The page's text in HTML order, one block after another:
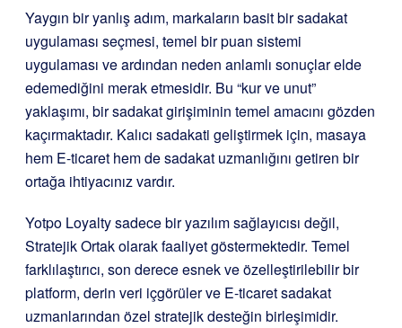
Yaygın bir yanlış adım, markaların basit bir sadakat
uygulaması seçmesi, temel bir puan sistemi
uygulaması ve ardından neden anlamlı sonuçlar elde
edemediğini merak etmesidir. Bu “kur ve unut”
yaklaşımı, bir sadakat girişiminin temel amacını gözden
kaçırmaktadır. Kalıcı sadakati geliştirmek için, masaya
hem E-ticaret hem de sadakat uzmanlığını getiren bir
ortağa ihtiyacınız vardır.
Yotpo Loyalty sadece bir yazılım sağlayıcısı değil,
Stratejik Ortak olarak faaliyet göstermektedir. Temel
farklılaştırıcı, son derece esnek ve özelleştirilebilir bir
platform, derin veri içgörüler ve E-ticaret sadakat
uzmanlarından özel stratejik desteğin birleşimidir.